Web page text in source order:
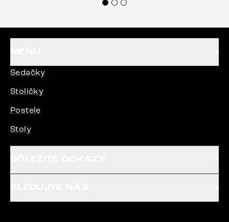
Sedačky
Stoličky
Postele
Stoly